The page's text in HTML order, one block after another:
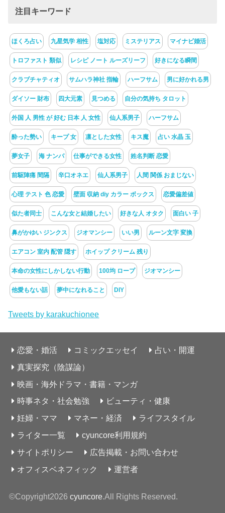
注目キーワード
ほくろ占い 九星気学 相性 塩対応 ミステリアス マイナビ婚活
トロファスト 類似 レシピ ノート ルーズリーフ 好きになる瞬間
クラブチャティオ サムハラ神社 指輪 ハーフサム 男に好かれる男
ダイソー 財布 四大元素 見つめる 自分の気持ち タロット
外国 人 男性 が 好む 日本 人 女性 仙人系男子 ハーフサム
酔った勢い キープ 女 凛とした女性 キス魔 占い 水晶 玉
夢女子 海 ナンパ 仕事ができる女性 姓名判断 恋愛
前駆陣痛 間隔 辛口オネエ 仙人系男子 人間 関係 おまじない
心理 テスト 色 恋愛 壁面 収納 diy カラー ボックス 恋愛偏差値
似た者同士 こんな女と結婚したい 好きな人 オタク 面白い 子
鼻がかゆい ジンクス ジオマンシー いい男 ルーン文字 変換
エアコン 室内 配管 隠す ホイップ クリーム 残り
本命の女性にしかしない行動 100均 ロープ ジオマンシー
他愛もない話 夢中になれること DIY
Tweets by karakuchionee
恋愛・婚活 コミックエッセイ
占い・開運
真実探究（陰謀論）
映画・海外ドラマ・書籍・マンガ
時事ネタ・社会勉強
ビューティ・健康
妊婦・ママ
マネー・経済
ライフスタイル
ライター一覧
cyuncore利用規約
サイトポリシー
広告掲載・お問い合わせ
オフィスベネフィック
運営者
©Copyright2026 cyuncore.All Rights Reserved.